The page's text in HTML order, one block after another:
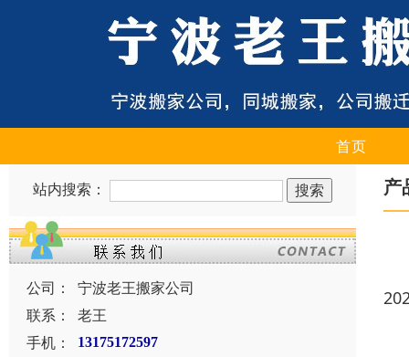
首页
站内搜索：
公司：
宁波老王搬家公司
联系：
老王
手机：
13175172597
产